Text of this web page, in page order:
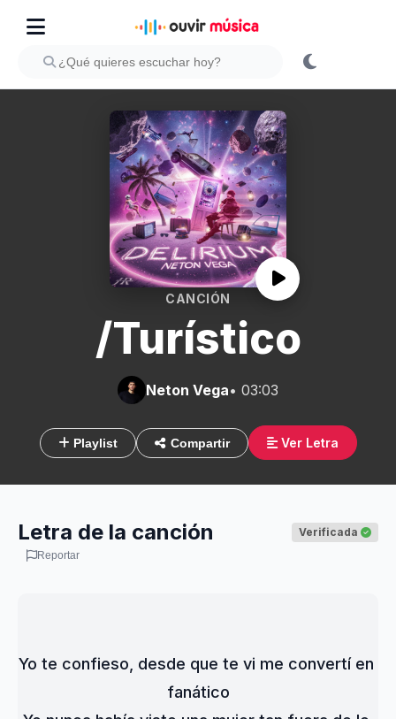
CANCIÓN
/Turístico
Neton Vega• 03:03
Playlist Compartir Ver Letra
Letra de la canción Verificada
Reportar
Yo te confieso, desde que te vi me convertí en
fanático